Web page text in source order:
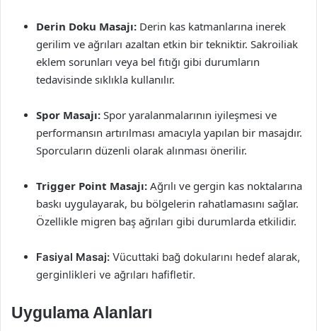
Derin Doku Masajı: Derin kas katmanlarına inerek
gerilim ve ağrıları azaltan etkin bir tekniktir. Sakroiliak
eklem sorunları veya bel fıtığı gibi durumların
tedavisinde sıklıkla kullanılır.
Spor Masajı: Spor yaralanmalarının iyileşmesi ve
performansın artırılması amacıyla yapılan bir masajdır.
Sporcuların düzenli olarak alınması önerilir.
Trigger Point Masajı: Ağrılı ve gergin kas noktalarına
baskı uygulayarak, bu bölgelerin rahatlamasını sağlar.
Özellikle migren baş ağrıları gibi durumlarda etkilidir.
Fasiyal Masaj: Vücuttaki bağ dokularını hedef alarak,
gerginlikleri ve ağrıları hafifletir.
Uygulama Alanları